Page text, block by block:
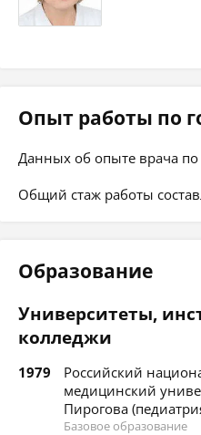
Опыт работы по
Данных об опыте врача
Общий стаж работы
Образование
Университеты,
колледжи
1979
Российский
медицинский
Пирогова
Базовое образование